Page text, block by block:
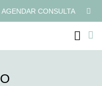
AGENDAR CONSULTA